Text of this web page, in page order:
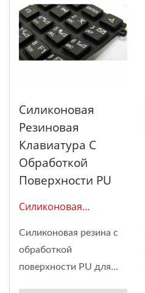
Силиконовая
Резиновая
Клавиатура С
Обработкой
Поверхности PU
Силиконовая
Силиконовая резина с
обработкой
поверхности PU для...